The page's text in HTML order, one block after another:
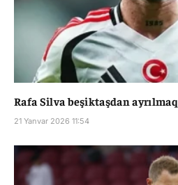
Rafa Silva beşiktaşdan
21 Yanvar 2026 11:54